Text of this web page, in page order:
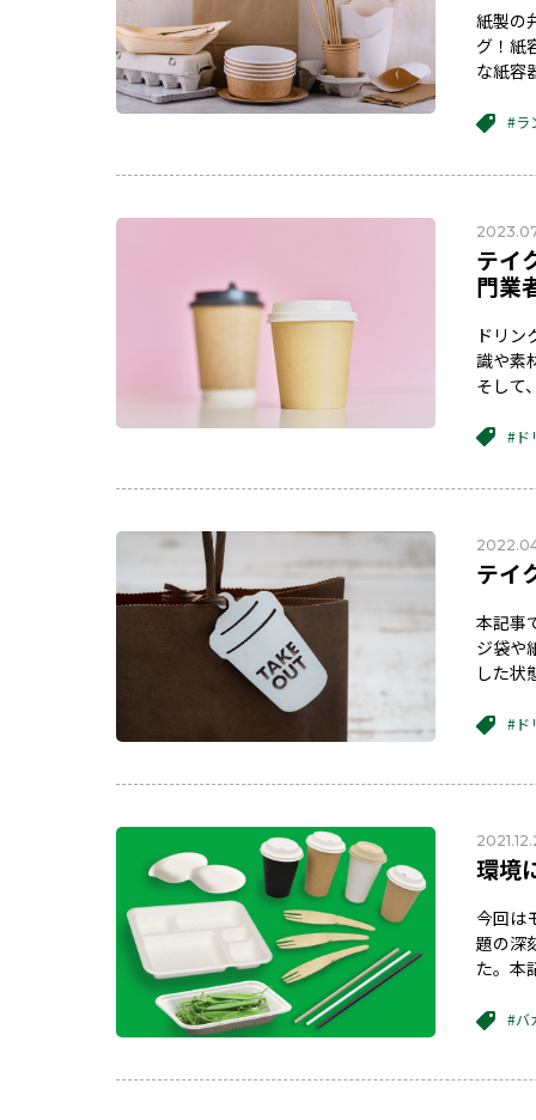
紙製の
グ！紙
な紙容
#ラ
テイ
門業
ドリン
識や素
そして
#ド
テイ
本記事
ジ袋や
した状
#ド
環境
今回は
題の深
た。本
#バ